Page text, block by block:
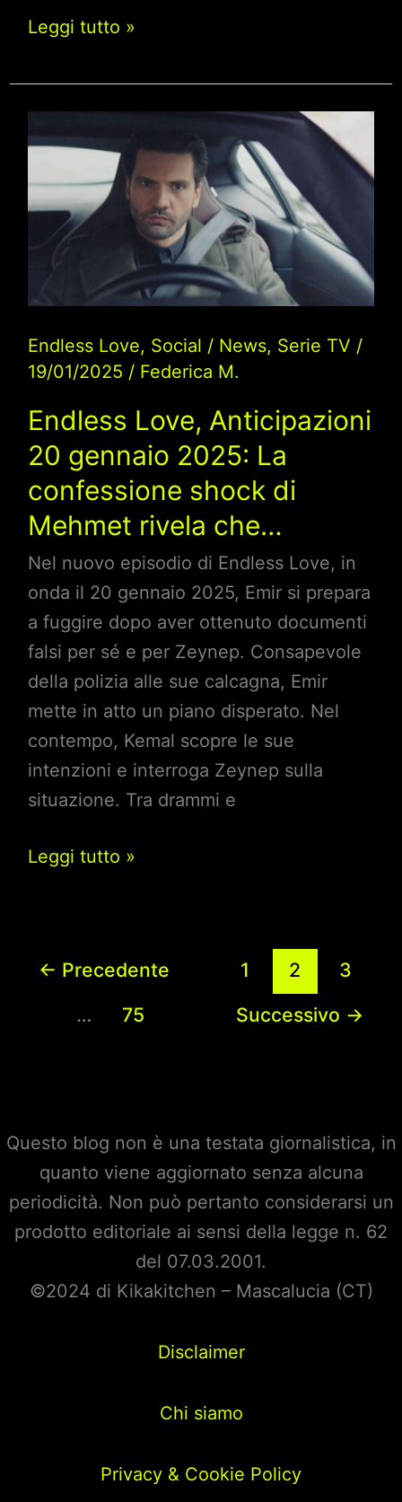
Endless
Anticipazioni
21
gennaio
Emir
costretto
a
Zeynep
Leggi tutto »
Endless Love, Social / News, Serie TV /
19/01/2025 / Federica M.
Endless Love, Anticipazioni
20 gennaio 2025: La
confessione shock di
Mehmet rivela che…
Nel nuovo episodio di Endless Love, in
onda il 20 gennaio 2025, Emir si prepara
a fuggire dopo aver ottenuto documenti
falsi per sé e per Zeynep. Consapevole
della polizia alle sue calcagna, Emir
mette in atto un piano disperato. Nel
contempo, Kemal scopre le sue
intenzioni e interroga Zeynep sulla
situazione. Tra drammi e
Endless
gennaio
Mehmet
rivela
che…
Leggi tutto »
← Precedente 1 2
3
…
75 Successivo →
Questo blog non è una testata giornalistica, in
quanto viene aggiornato senza alcuna
periodicità. Non può pertanto considerarsi un
prodotto editoriale ai sensi della legge n. 62
del 07.03.2001.
©2024 di Kikakitchen – Mascalucia (CT)
Disclaimer
Chi siamo
Privacy & Cookie Policy